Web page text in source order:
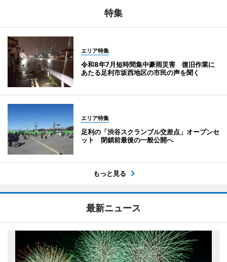
特集
エリア特集
令和8年7月短時間集中豪雨災害 復旧作業に
あたる足利市坂西地区の市民の声を聞く
エリア特集
足利の「渋谷スクランブル交差点」オープンセ
ット 閉鎖前最後の一般公開へ
もっと見る
最新ニュース